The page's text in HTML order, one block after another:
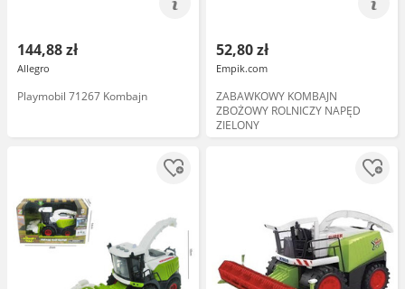
144,88 zł
Allegro
Playmobil 71267 Kombajn
52,80 zł
Empik.com
ZABAWKOWY KOMBAJN
ZBOŻOWY ROLNICZY NAPĘD
ZIELONY